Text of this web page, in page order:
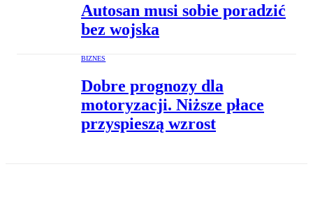
Autosan musi sobie poradzić
bez wojska
BIZNES
Dobre prognozy dla
motoryzacji. Niższe płace
przyspieszą wzrost